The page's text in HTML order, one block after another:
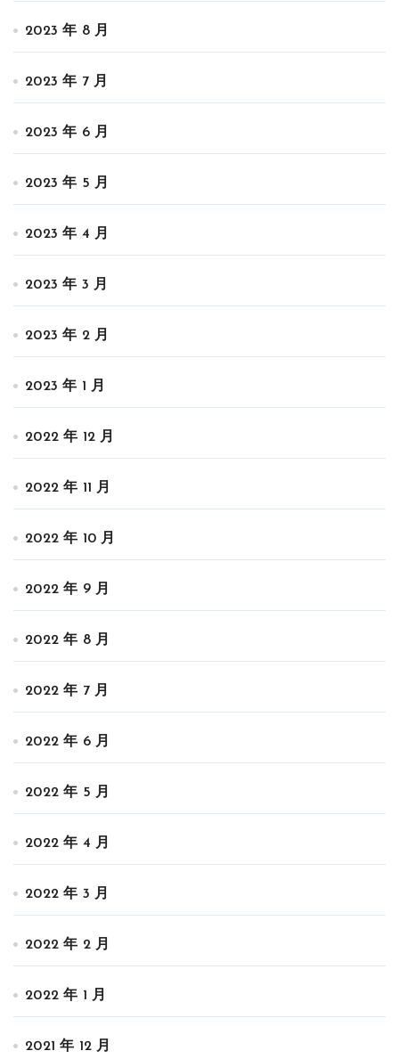
2023 年 8 月
2023 年 7 月
2023 年 6 月
2023 年 5 月
2023 年 4 月
2023 年 3 月
2023 年 2 月
2023 年 1 月
2022 年 12 月
2022 年 11 月
2022 年 10 月
2022 年 9 月
2022 年 8 月
2022 年 7 月
2022 年 6 月
2022 年 5 月
2022 年 4 月
2022 年 3 月
2022 年 2 月
2022 年 1 月
2021 年 12 月